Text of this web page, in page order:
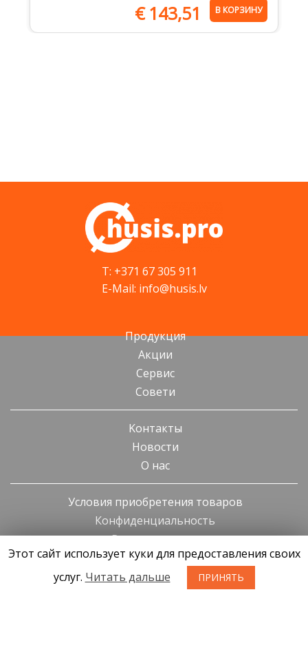
€143,51 В КОРЗИНУ
T: +371 67 305 911
E-Mail: info@husis.lv
Продукция
Акции
Cервис
Cовети
Kонтакты
Новости
О нас
Условия приобретения товаров
Конфиденциальность
Возврат товара
Этот сайт использует куки для предоставления своих
услуг. Читать дальше ПРИНЯТЬ